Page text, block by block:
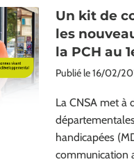
Un kit de
les
la PCH au
Publié le16/02/
La CNSA met à
handicapées
communication